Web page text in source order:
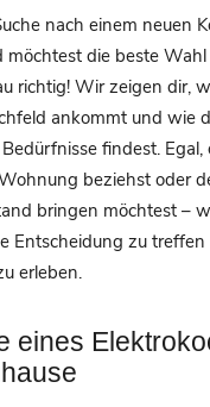
nach einem neuen
möchtest die beste
richtig! Wir zeigen dir,
ankommt und wie
findest.
beziehst oder
bringen möchtest –
Entscheidung zu treffen
erleben.
eines